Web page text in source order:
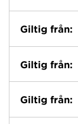
Giltig från:
Giltig från:
Giltig från: